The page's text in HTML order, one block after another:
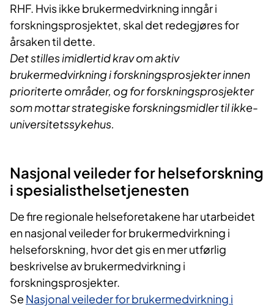
RHF. Hvis ikke brukermedvirkning inngår i
forskningsprosjektet, skal det redegjøres for
årsaken til dette.
Det stilles imidlertid krav om aktiv
brukermedvirkning i forskningsprosjekter innen
prioriterte områder, og for forskningsprosjekter
som mottar strategiske forskningsmidler til ikke-
universitetssykehus.
Nasjonal veileder for helseforskning
i spesialisthelsetjenesten
De fire regionale helseforetakene har utarbeidet
en nasjonal veileder for brukermedvirkning i
helseforskning, hvor det gis en mer utførlig
beskrivelse av brukermedvirkning i
forskningsprosjekter.
Se Nasjonal veileder for brukermedvirkning i